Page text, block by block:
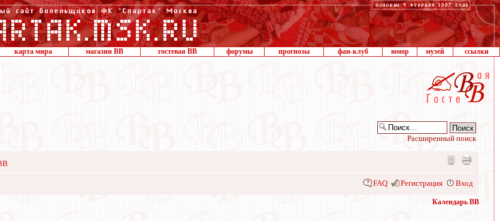
карта мира магазин ВВ гостевая ВВ форумы прогнозы фан-клуб юмор музей ссылки
Расширенный поиск
FAQ Регистрация Вход
Календарь ВВ